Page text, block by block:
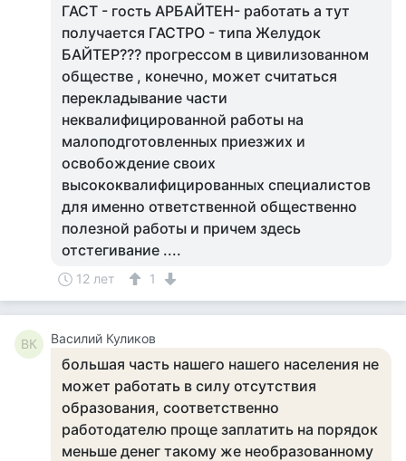
ГАСТ - гость АРБАЙТЕН- работать а тут
получается ГАСТРО - типа Желудок
БАЙТЕР??? прогрессом в цивилизованном
обществе , конечно, может считаться
перекладывание части
неквалифицированной работы на
малоподготовленных приезжих и
освобождение своих
высококвалифицированных специалистов
для именно ответственной общественно
полезной работы и причем здесь
отстегивание ....
12 лет 1
ВК Василий Куликов
большая часть нашего нашего населения не
может работать в силу отсутствия
образования, соответственно
работодателю проще заплатить на порядок
меньше денег такому же необразованному